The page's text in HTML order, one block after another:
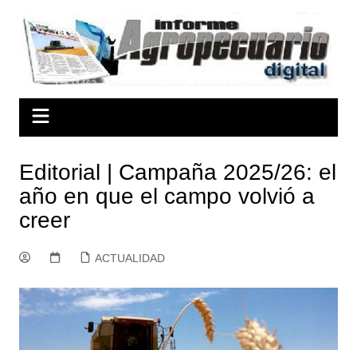
contenido
Editorial | Campaña 2025/26: el
año en que el campo volvió a
creer
ACTUALIDAD